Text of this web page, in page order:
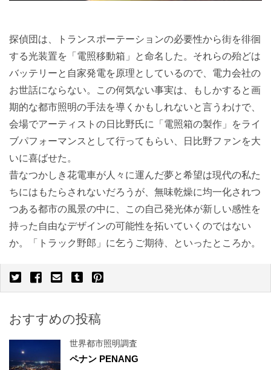
探偵団は、トランスポーテーションの必要性から街を徘徊
する光装置を「電照移動箱」と命名した。それらの殆どは
バッテリーと自家発電を原理としているので、電力会社の
お世話にならない。この何気ない事実は、もしかすると画
期的な都市照明の手法を導くかもしれないと言うわけで、
会場でアーティストの日比野氏に「電照箱の製作」をライ
ブパフォーマンスとして行ってもらい、日比野ファンを大
いに喜ばせた。
昔なつかしき花電車が人々に運んだ夢と希望は現代の私た
ちにはもたらされないだろうが、無味乾燥に均一化されつ
つある都市の風景の中に、この自己発光体が新しい感性を
持った自由なデザインの可能性を拓いていくのではない
か。「トラック野郎」に乞うご期待、といったところか。
おすすめの投稿
世界都市照明調査
ペナン PENANG